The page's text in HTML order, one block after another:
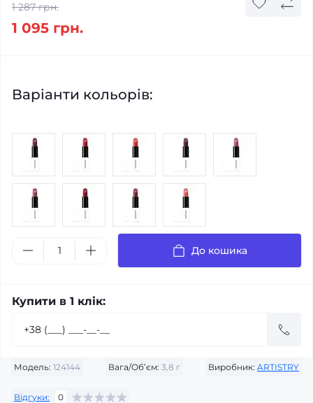
Модель: 124144 Вага/Об’єм: 3,8 г Виробник: ARTISTRY
Відгуки: 0
1 287 грн.
1 095 грн.
Варіанти кольорів:
До кошика
Купити в 1 клік: